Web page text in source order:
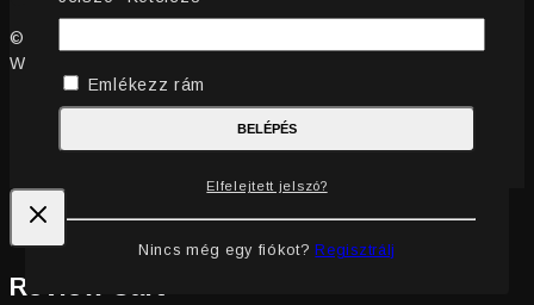
© 2019 - 2026 Fülönfüggő - Csillogás a ragyogásodhoz -
WordPress Theme by
Emlékezz rám
BELÉPÉS
Elfelejtett jelszó?
Nincs még egy fiókot? Regisztrálj
Review Cart